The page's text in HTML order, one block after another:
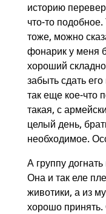
историю
что-то
тоже, можно
фонарик у меня
хороший
забыть сдать
так еще кое-что
такая, с
целый день,
необходимое.
А группу
Она и так еле
животики, а из
хорошо